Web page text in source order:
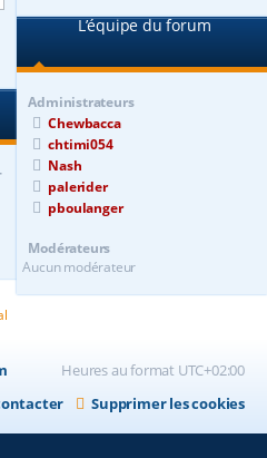
L’équipe du forum
Administrateurs
Chewbacca
chtimi054
Nash
palerider
pboulanger
Modérateurs
Aucun modérateur
Heures au format UTC+02:00
Supprimer les cookies